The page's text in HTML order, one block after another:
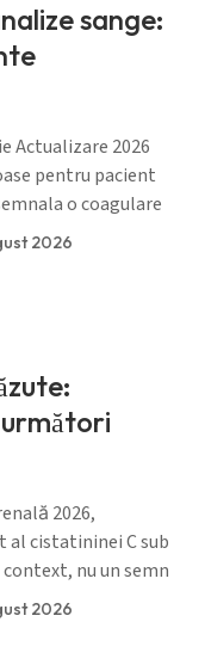
sange:
Actualizare 2026
pentru pacient
o coagulare
singur comentariu
evoluția
2026
2026,
cistatininei C sub
nu un semn
se
minute 📅 7
2026